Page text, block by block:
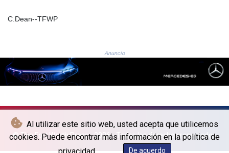
Al utilizar este sitio web, usted acepta que utilicemos
cookies. Puede encontrar más información en la política de
De acuerdo
22510.919863
LBP
LKR 334.420274
LSL 16.197552
LTL 2.95274
C.Dean--TFWP
Anuncio
© The Fort Worth Press - 2026 - Todos los derechos reservados